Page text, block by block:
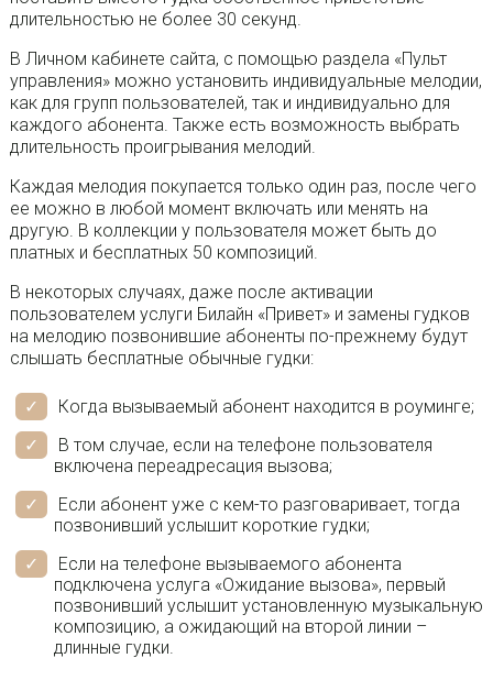
длительностью не более 30 секунд.
В Личном кабинете сайта, с помощью раздела «Пульт
управления» можно установить индивидуальные мелодии,
как для групп пользователей, так и индивидуально для
каждого абонента. Также есть возможность выбрать
длительность проигрывания мелодий.
Каждая мелодия покупается только один раз, после чего
ее можно в любой момент включать или менять на
другую. В коллекции у пользователя может быть до
платных и бесплатных 50 композиций.
В некоторых случаях, даже после активации
пользователем услуги Билайн «Привет» и замены гудков
на мелодию позвонившие абоненты по-прежнему будут
слышать бесплатные обычные гудки:
Когда вызываемый абонент находится в роуминге;
В том случае, если на телефоне пользователя
включена переадресация вызова;
Если абонент уже с кем-то разговаривает, тогда
позвонивший услышит короткие гудки;
Если на телефоне вызываемого абонента
подключена услуга «Ожидание вызова», первый
позвонивший услышит установленную музыкальную
композицию, а ожидающий на второй линии –
длинные гудки.